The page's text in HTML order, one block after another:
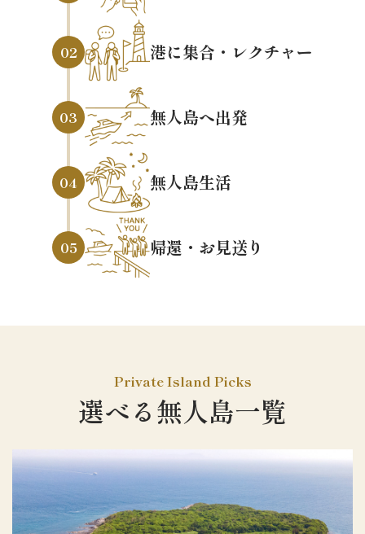
02 港に集合・レクチャー
03 無人島へ出発
04 無人島生活
05 帰還・お見送り
Private Island Picks
選べる無人島一覧